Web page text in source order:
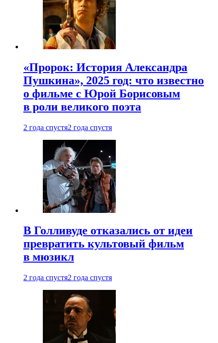
«Пророк: История Александра
Пушкина», 2025 год: что известно
о фильме с Юрой Борисовым
в роли великого поэта
2 года спустя2 года спустя
В Голливуде отказались от идеи
превратить культовый фильм
в мюзикл
2 года спустя2 года спустя